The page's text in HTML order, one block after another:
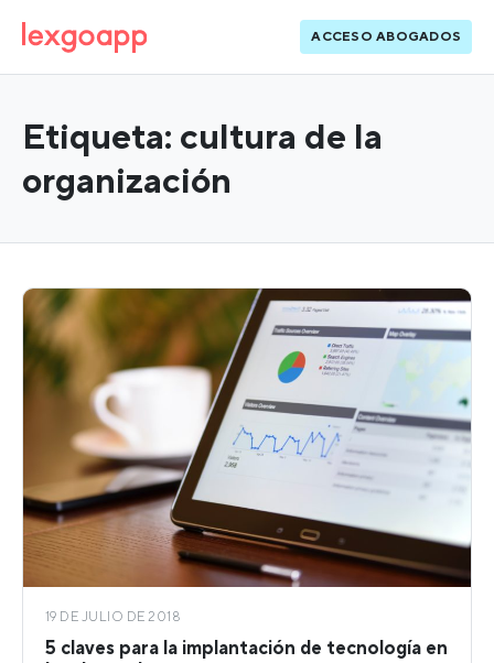
ACCESO ABOGADOS
Etiqueta: cultura de la
organización
19 DE JULIO DE 2018
5 claves para la implantación de tecnología en